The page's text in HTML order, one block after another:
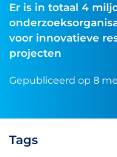
Er is in totaal 4
voor innovatieve
projecten
Gepubliceerd op 8
Tags